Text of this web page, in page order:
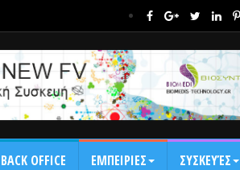
BACK OFFICE ΕΜΠΕΙΡΙΕΣ ΣΥΣΚΕΥΈΣ